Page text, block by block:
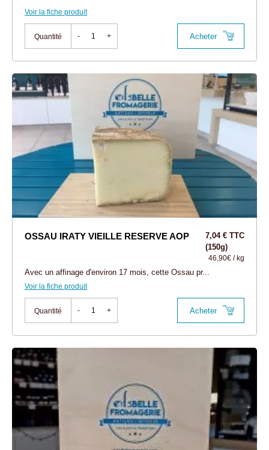
Voir la fiche produit
Quantité - + Acheter
OSSAU IRATY VIEILLE RESERVE AOP
7,04 € TTC
(150g)
46,90€ / kg
Avec un affinage d'environ 17 mois, cette Ossau pr...
Voir la fiche produit
Quantité - + Acheter